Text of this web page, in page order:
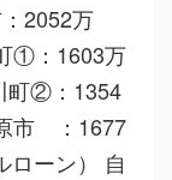
2052万
①：1603万
町②：1354
市 ：1677
ローン） 自